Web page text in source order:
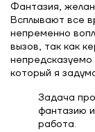
Фантазия,
Всплывают все
непременно
вызов, так как
непредсказуемо
который я
Задача
фантазию
работа.